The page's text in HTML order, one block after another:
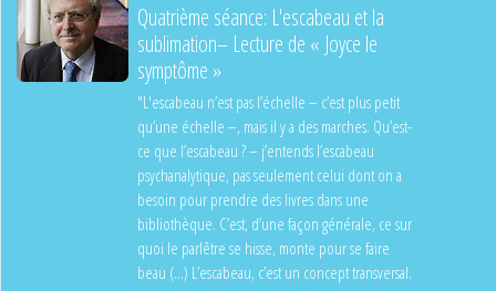
Quatrième séance: L'escabeau et la
sublimation– Lecture de « Joyce le
symptôme »
"L'escabeau n’est pas l’échelle – c‘est plus petit
qu’une échelle –, mais il y a des marches. Qu’est-
ce que l’escabeau ? – j’entends l’escabeau
psychanalytique, pas seulement celui dont on a
besoin pour prendre des livres dans une
bibliothèque. C’est, d’une façon générale, ce sur
quoi le parlêtre se hisse, monte pour se faire
beau (...) L’escabeau, c’est un concept transversal.